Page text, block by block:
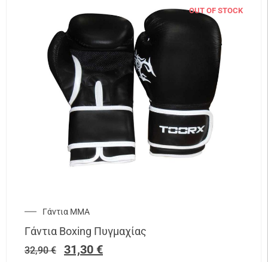
OUT OF STOCK
Γάντια ΜΜΑ
Γάντια Boxing Πυγμαχίας
32,90€ 31,30 €